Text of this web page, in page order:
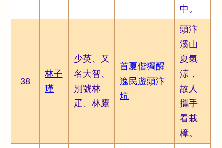
中。
38
林子
瑾
少英、又
名大智、
別號林
疋、林鷹
首夏偕獨醒
逸民遊頭汴
坑
頭汴
溪山
夏氣
涼，
故人
攜手
看栽
樟。